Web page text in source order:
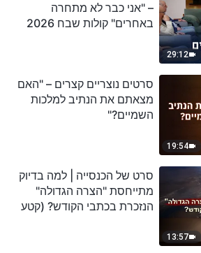
29:12
– "אני כבר לא מתחרה
באחרים" קולות שבח 2026
19:54
סרטים נוצריים קצרים – "האם
מצאתם את הנתיב למלכות
השמיים?"
13:57
סרט של הכנסייה | למה בדיוק
מתייחסת "הצרה הגדולה"
הנזכרת בכתבי הקודש? (קטע